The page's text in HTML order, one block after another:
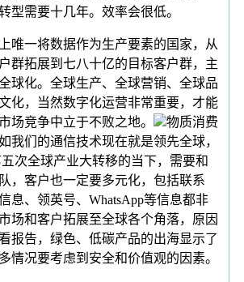
型需要十几年。效率会很低。
一将数据作为生产要素的国家，从
群拓展到七八十亿的目标客户群，主
球化。全球生产、全球营销、全球品
化，当然数字化运营非常重要，才能
场竞争中立于不败之地。
物质消费
我们的通信技术现在就是领先全球，
次全球产业大转移的当下，需要和
，客户也一定要多元化，包括联系
息、领英号、WhatsApp等信息都非
场和客户拓展至全球各个角落，原因
报告，绿色、低碳产品的出海显示了
情况要考虑到安全和价值观的因素。